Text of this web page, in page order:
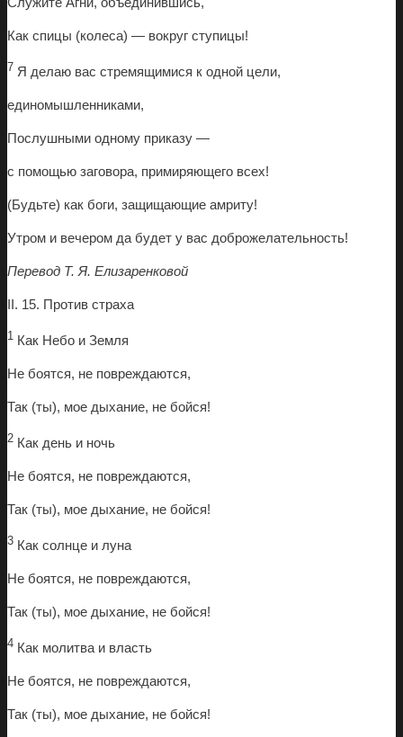
Как спицы (колеса) — вокруг ступицы!
7 Я делаю вас стремящимися к одной цели,
единомышленниками,
Послушными одному приказу —
с помощью заговора, примиряющего всех!
(Будьте) как боги, защищающие амриту!
Утром и вечером да будет у вас доброжелательность!
Перевод Т. Я. Елизаренковой
II. 15. Против страха
1 Как Небо и Земля
Не боятся, не повреждаются,
Так (ты), мое дыхание, не бойся!
2 Как день и ночь
Не боятся, не повреждаются,
Так (ты), мое дыхание, не бойся!
3 Как солнце и луна
Не боятся, не повреждаются,
Так (ты), мое дыхание, не бойся!
4 Как молитва и власть
Не боятся, не повреждаются,
Так (ты), мое дыхание, не бойся!